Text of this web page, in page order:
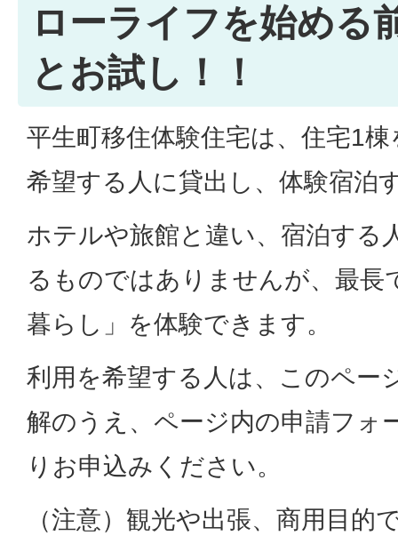
ローライフを始める
とお試し！！
平生町移住体験住宅は、住宅1
希望する人に貸出し、体験宿泊
ホテルや旅館と違い、宿泊する
るものではありませんが、最長
暮らし」を体験できます。
利用を希望する人は、このペー
解のうえ、ページ内の申請フォ
りお申込みください。
（注意）観光や出張、商用目的